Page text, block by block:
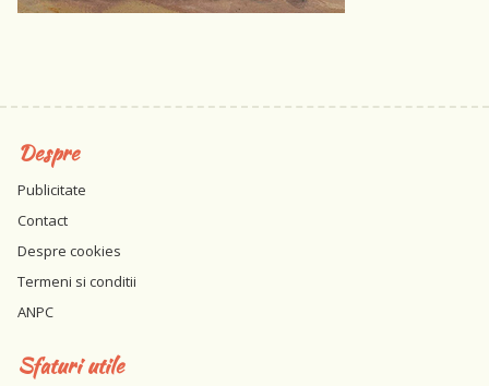
Despre
Publicitate
Contact
Despre cookies
Termeni si conditii
ANPC
Sfaturi utile